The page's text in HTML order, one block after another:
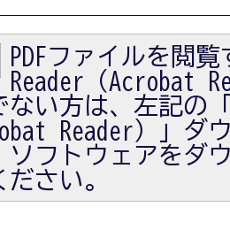
PDFファイルを閲
Reader（Acrobat
い方は、左記の
Reader）」ダ
ソフトウェアをダ
さい。